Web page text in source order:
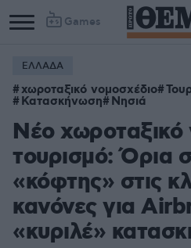
Games
ΕΛΛΑΔΑ
χωροταξικό νομοσχέδιο
Κατασκήνωση Νησιά
Νέο χωροταξικό
τουρισμό: Όρια
«κόφτης» στις
κανόνες για
«κυριλέ»